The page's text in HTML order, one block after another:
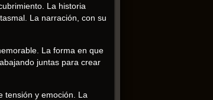
La historia
La narración, con su
La forma en que
juntas para crear
tensión y emoción. La